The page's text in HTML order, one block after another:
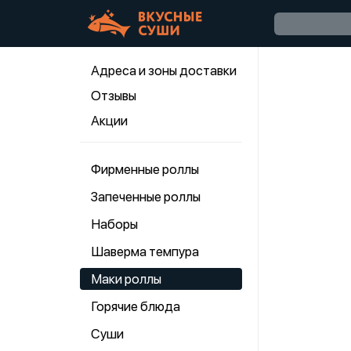
Адреса и зоны доставки
Отзывы
Акции
Фирменные роллы
Запеченные роллы
Наборы
Шаверма темпура
Маки роллы
Горячие блюда
Суши